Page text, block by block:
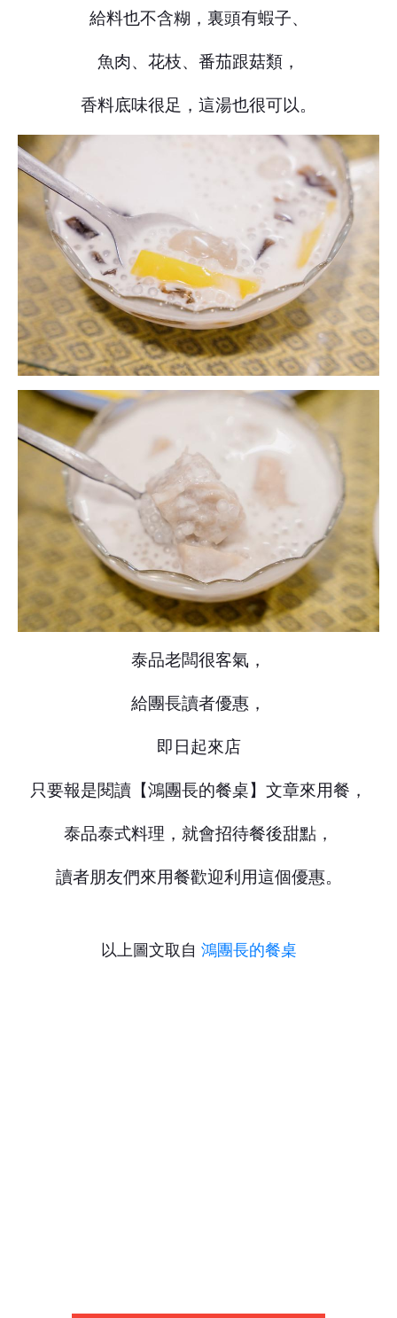
給料也不含糊，裏頭有蝦子、
魚肉、花枝、番茄跟菇類，
香料底味很足，這湯也很可以。
泰品老闆很客氣，
給團長讀者優惠，
即日起來店
只要報是閱讀【鴻團長的餐桌】文章來用餐，
泰品泰式料理，就會招待餐後甜點，
讀者朋友們來用餐歡迎利用這個優惠。
以上圖文取自 鴻團長的餐桌